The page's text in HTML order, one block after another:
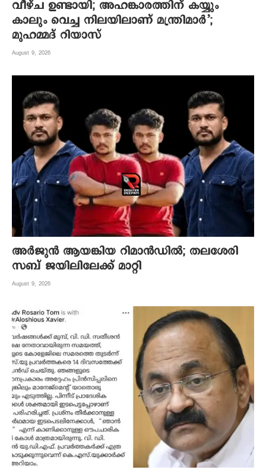
വീഴ്ച ഉണ്ടായി; അഹങ്കാരത്തിന് കയ്യും
കാലും വെച്ച നിലയിലാണ് മന്ത്രിമാർ’;
മുഹമ്മദ് റിയാസ്
August 9, 2026
അർജുൻ ആയങ്കിയ റിമാൻഡിൽ; തലശേരി
സബ് ജയിലിലേക്ക് മാറ്റി
August 9, 2026